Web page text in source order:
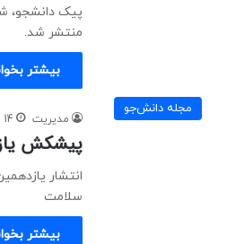
پیک دانشجو،
منتشر شد.
بیشتر
مجله دانش‌جو
مدیریت 14 آوریل 2011
پيشکش
انتشار
سلامت
بیشتر